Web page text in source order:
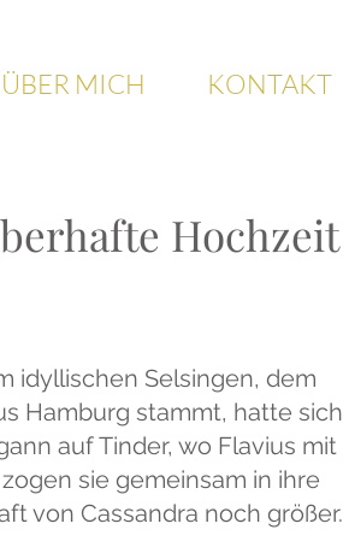
ÜBER MICH KONTAKT
Hochzeit
idyllischen Selsingen, dem
Hamburg stammt, hatte sich
auf Tinder, wo Flavius mit
sie gemeinsam in ihre
von Cassandra noch größer.